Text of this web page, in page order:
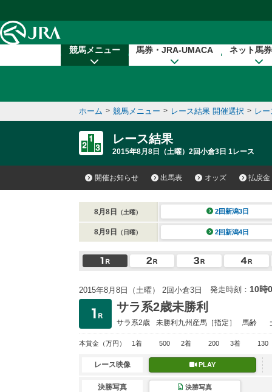
競馬メニュー 馬券・JRA-UMACA ネット馬
ホーム > 競馬メニュー > レース結果 開催選択 > レ
レース結果
2015年8月8日（土曜）2回小倉3日 1レース
開催お知らせ 出馬表 オッズ 払戻金
8月8日 （土曜） 2回新潟3日
8月9日 （日曜） 2回新潟4日
2015年8月8日（土曜） 2回小倉3日 発走時刻： 10時
サラ系2歳未勝利
サラ系2歳 未勝利九州産馬［指定］ 馬齢
本賞金 （万円） 1着 500 2着 200 3着 130
レース映像 PLAY
決勝写真 決勝写真